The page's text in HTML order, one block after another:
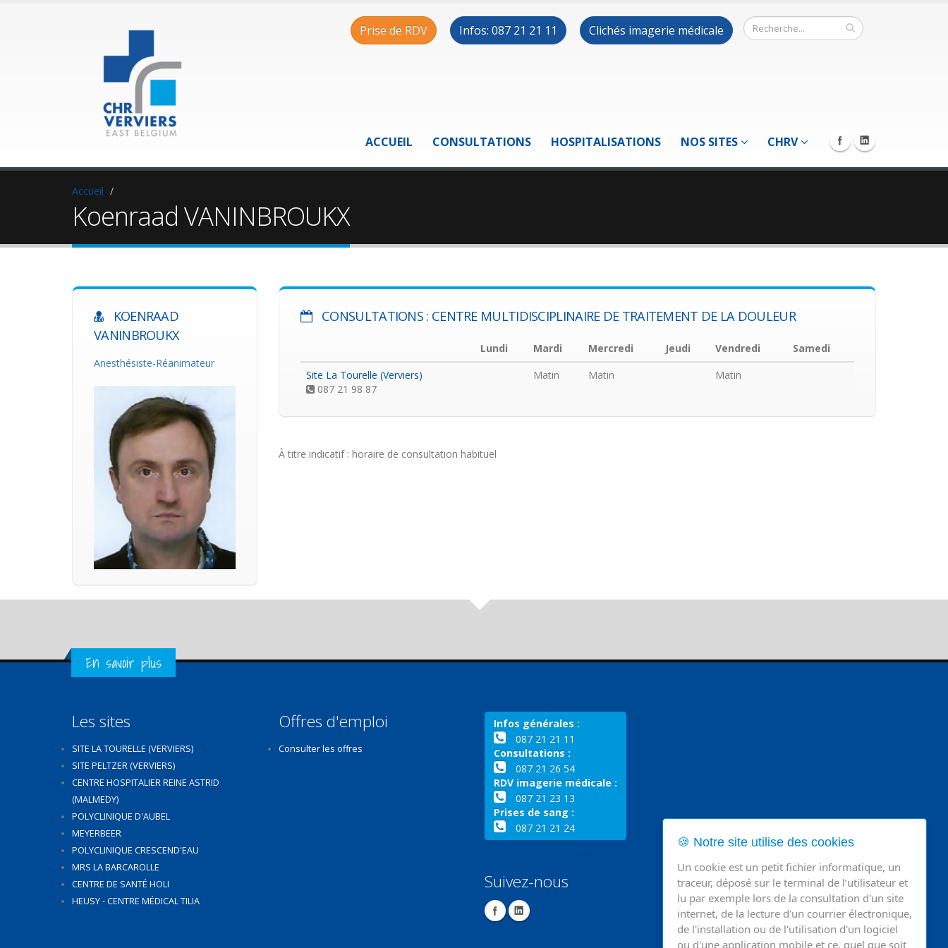
Prise de RDV Infos: 087 21 21 11 Clichés imagerie médicale
ACCUEIL CONSULTATIONS HOSPITALISATIONS NOS SITES CHRV
Accueil
Koenraad VANINBROUKX
KOENRAAD
VANINBROUKX
Anesthésiste-Réanimateur
CONSULTATIONS : CENTRE MULTIDISCIPLINAIRE DE TRAITEMENT DE LA DOULEUR
Lundi Mardi Mercredi Jeudi Vendredi
Samedi
Site La Tourelle (Verviers)
087 21 98 87
Matin Matin Matin
À titre indicatif : horaire de consultation habituel
Get in Touch
En savoir plus
Les sites
SITE LA TOURELLE (VERVIERS)
SITE PELTZER (VERVIERS)
CENTRE HOSPITALIER REINE ASTRID
(MALMEDY)
POLYCLINIQUE D'AUBEL
MEYERBEER
POLYCLINIQUE CRESCEND'EAU
MRS LA BARCAROLLE
CENTRE DE SANTÉ HOLI
HEUSY - CENTRE MÉDICAL TILIA
Offres d'emploi
Consulter les offres
Infos générales :
087 21 21 11
Consultations :
087 21 26 54
RDV imagerie médicale :
087 21 23 13
Prises de sang :
087 21 21 24
Suivez-nous
🍪 Notre site utilise des cookies
Un cookie est un petit fichier informatique, un
traceur, déposé sur le terminal de l’utilisateur et
lu par exemple lors de la consultation d'un site
internet, de la lecture d'un courrier électronique,
de l'installation ou de l'utilisation d'un logiciel
ou d'une application mobile et ce, quel que soit